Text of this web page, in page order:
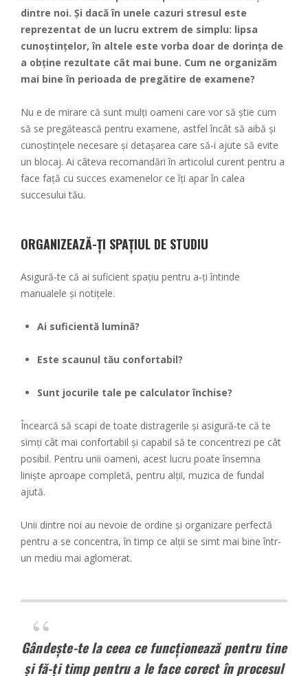
dintre noi. Şi dacă în unele cazuri stresul este
reprezentat de un lucru extrem de simplu: lipsa
cunoştinţelor, în altele este vorba doar de dorinţa de
a obţine rezultate cât mai bune. Cum ne organizăm
mai bine în perioada de pregătire de examene?
Nu e de mirare că sunt mulţi oameni care vor să ştie cum
să se pregătească pentru examene, astfel încât să aibă şi
cunoştinţele necesare şi detaşarea care să-i ajute să evite
un blocaj. Ai câteva recomandări în articolul curent pentru a
face față cu succes examenelor ce îți apar în calea
succesului tău.
ORGANIZEAZĂ-ȚI SPAȚIUL DE STUDIU
Asigură-te că ai suficient spațiu pentru a-ți întinde
manualele și notițele.
Ai suficientă lumină?
Este scaunul tău confortabil?
Sunt jocurile tale pe calculator închise?
Încearcă să scapi de toate distragerile și asigură-te că te
simți cât mai confortabil și capabil să te concentrezi pe cât
posibil. Pentru unii oameni, acest lucru poate însemna
liniște aproape completă, pentru alții, muzica de fundal
ajută.
Unii dintre noi au nevoie de ordine și organizare perfectă
pentru a se concentra, în timp ce alții se simt mai bine într-
un mediu mai aglomerat.
Gândește-te la ceea ce funcționează pentru tine
și fă-ți timp pentru a le face corect în procesul